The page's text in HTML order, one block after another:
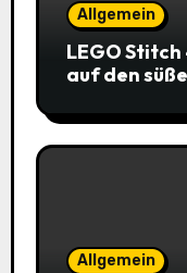
Allgemein
LEGO
auf den
Allgemein